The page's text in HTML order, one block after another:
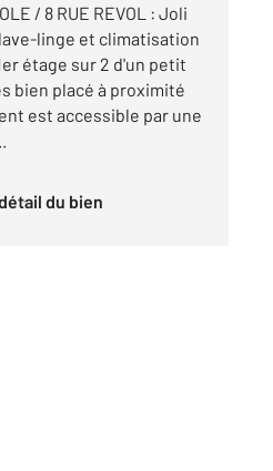
/ 8 RUE REVOL : Joli
linge et climatisation
étage sur 2 d'un petit
bien placé à proximité
est accessible par une
détail du bien